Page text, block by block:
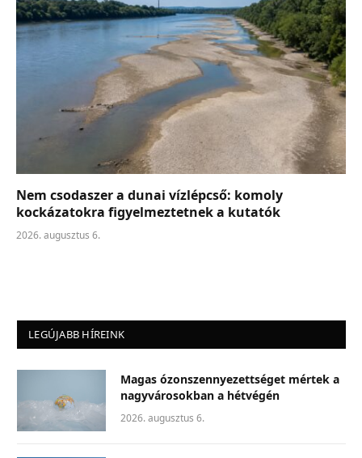
Nem csodaszer a dunai vízlépcső: komoly
kockázatokra figyelmeztetnek a kutatók
2026. augusztus 6.
LEGÚJABB HÍREINK
Magas ózonszennyezettséget mértek a
nagyvárosokban a hétvégén
2026. augusztus 6.